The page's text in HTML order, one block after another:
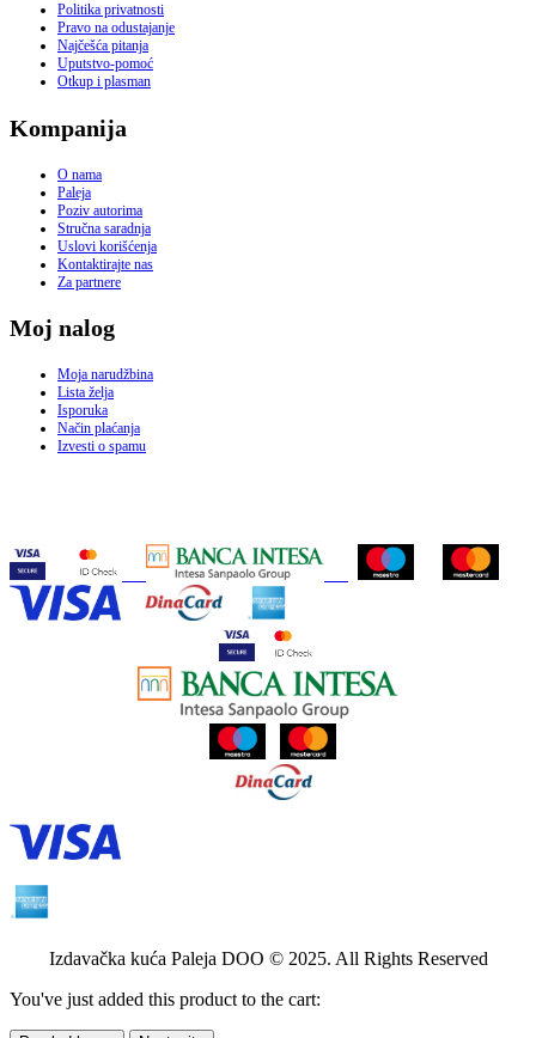
Politika privatnosti
Pravo na odustajanje
Najčešća pitanja
Uputstvo-pomoć
Otkup i plasman
Kompanija
O nama
Paleja
Poziv autorima
Stručna saradnja
Uslovi korišćenja
Kontaktirajte nas
Za partnere
Moj nalog
Moja narudžbina
Lista želja
Isporuka
Način plaćanja
Izvesti o spamu
Izdavačka kuća Paleja DOO © 2025. All Rights Reserved
You've just added this product to the cart: